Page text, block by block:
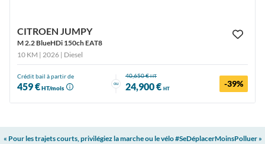
CITROEN JUMPY
M 2.2 BlueHDi 150ch EAT8
10 KM | 2026 | Diesel
Crédit bail à partir de
459 €HT/mois
ou
40,650 €HT
24,900 € HT -39%
« Pour les trajets courts, privilégiez la marche ou le vélo #SeDéplacerMoinsPolluer »